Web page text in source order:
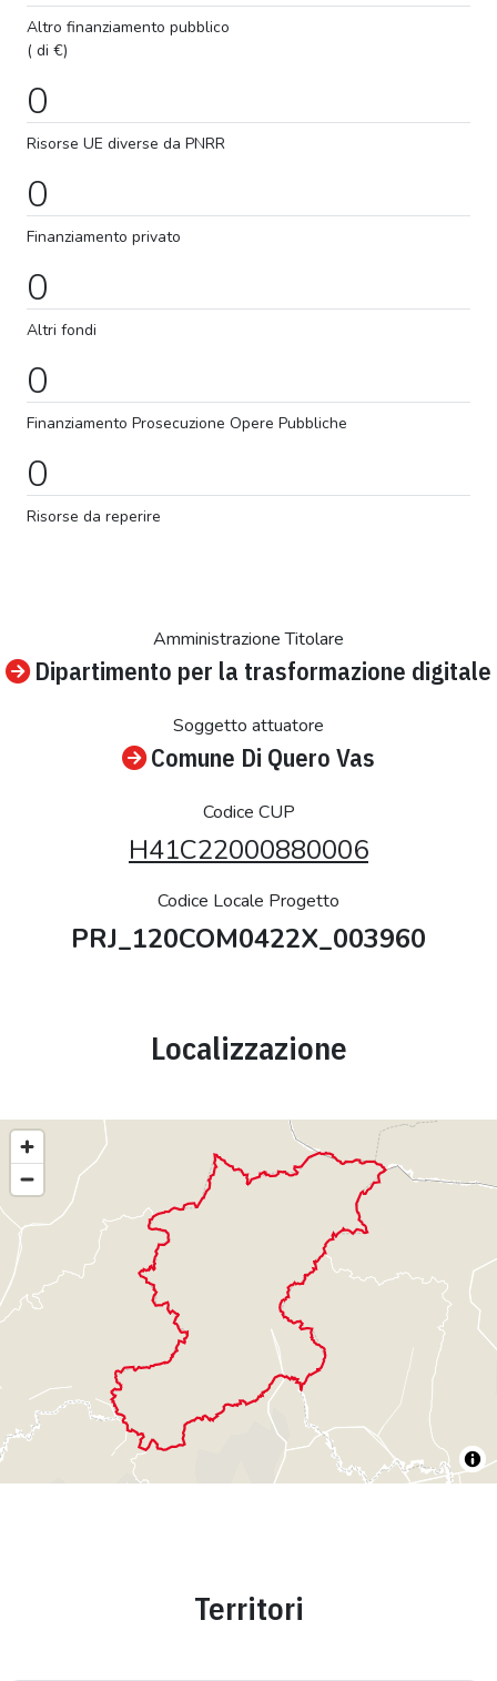
Altro finanziamento pubblico
( di €)
0
Risorse UE diverse da PNRR
0
Finanziamento privato
0
Altri fondi
0
Finanziamento Prosecuzione Opere Pubbliche
0
Risorse da reperire
Amministrazione Titolare
Dipartimento per la trasformazione digitale
Soggetto attuatore
Comune Di Quero Vas
Codice CUP
H41C22000880006
Codice Locale Progetto
PRJ_120COM0422X_003960
Localizzazione
Territori